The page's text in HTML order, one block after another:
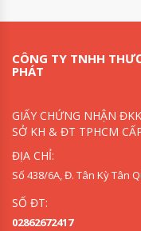
CÔNG TY TNHH
PHÁT
GIẤY CHỨNG NHẬN
SỞ KH & ĐT TPHCM
ĐỊA CHỈ:
Số 438/6A, Đ. Tân Kỳ Tân
SỐ ĐT:
02862672417